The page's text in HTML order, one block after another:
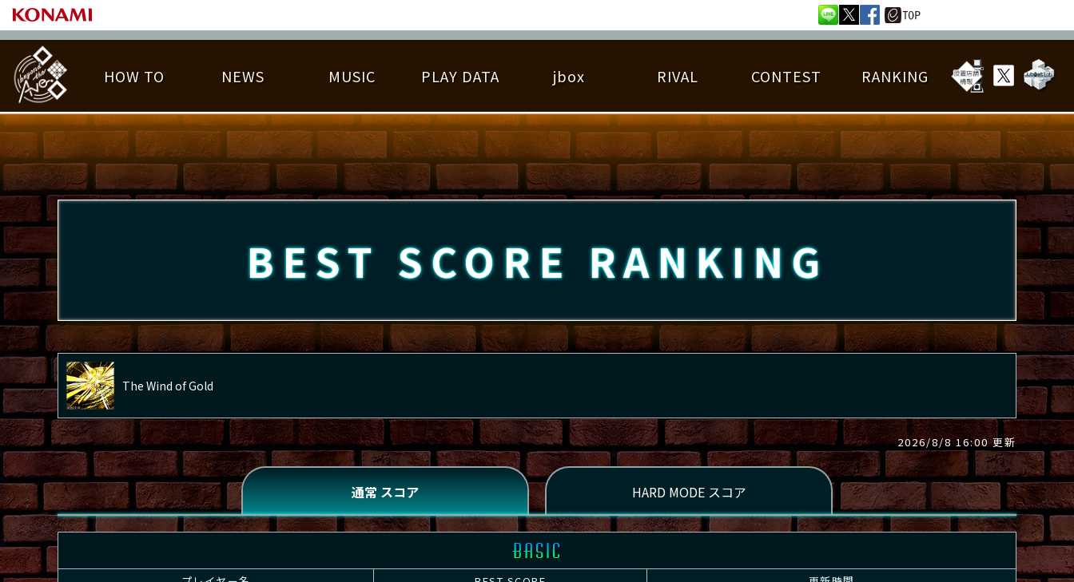
HOW TO
基本の遊び方 遊び方ガイド
NEWS MUSIC
遊べる楽曲 アーティスト紹介
PLAY DATA
PLAY DATA TOP EMBLEM ゆびベル 楽曲データ 詳細楽曲データ
称号 プレー履歴 プレーグラフ ねんごろチャレンジ EDIT譜面
jbox RIVAL
ライバル一覧 逆ライバル一覧 ライバル比較 プレーヤー検索 フレンドリスト
CONTEST
大会参加 大会開催 大会参加情報 大会とは？
RANKING
LICENSE HIT CHART ORIGINAL HIT CHART BEST SCORE RANKING TOTAL BEST SCORE RANKING
BEST SCORE RANKING
The Wind of Gold
2026/8/8 16:00 更新